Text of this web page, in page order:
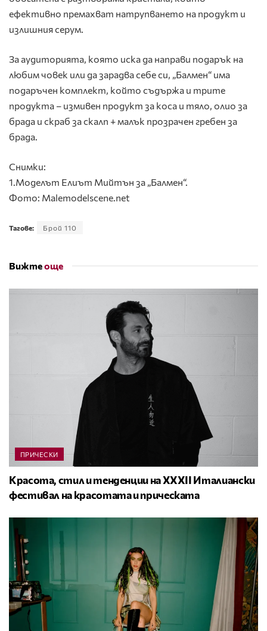
ефективно премахват натрупването на продукт и
излишния серум.
За аудиторията, която иска да направи подарък на
любим човек или да зарадва себе си, „Балмен“ има
подаръчен комплект, който съдържа и трите
продукта – измивен продукт за коса и тяло, олио за
брада и скраб за скалп + малък прозрачен гребен за
брада.
Снимки:
1.Моделът Елиът Мийтън за „Балмен“.
Фото: Malemodelscene.net
Тагове: Брой 110
Вижтеоще
ПРИЧЕСКИ
Красота, стил и тенденции на XXXII Италиански
фестивал на красотата и прическата